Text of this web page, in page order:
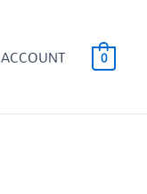
ACCOUNT 0